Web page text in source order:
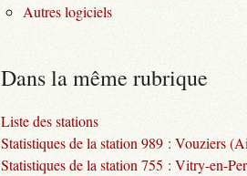
Autres logiciels
Dans la même rubrique
Liste des stations
Statistiques de la station 989 : Vouziers
Statistiques de la station 755 : Vitry-en-